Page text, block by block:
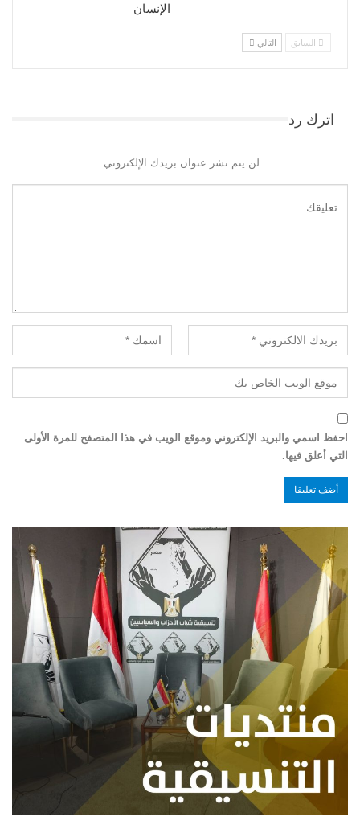
الإنسان
السابق التالي
اترك رد
لن يتم نشر عنوان بريدك الإلكتروني.
احفظ اسمي والبريد الإلكتروني وموقع الويب في هذا المتصفح للمرة الأولى
التي أعلق فيها.